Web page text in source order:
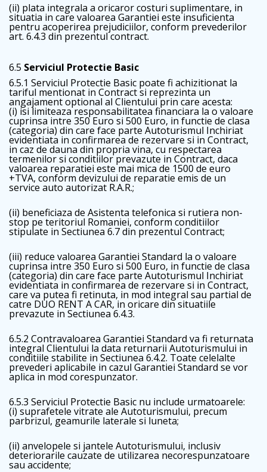
(ii) plata integrala a oricaror costuri suplimentare, in
situatia in care valoarea Garantiei este insuficienta
pentru acoperirea prejudiciilor, conform prevederilor
art. 6.4.3 din prezentul contract.
6.5 Serviciul Protectie Basic
6.5.1 Serviciul Protectie Basic poate fi achizitionat la
tariful mentionat in Contract si reprezinta un
angajament optional al Clientului prin care acesta:
(i) isi limiteaza responsabilitatea financiara la o valoare
cuprinsa intre 350 Euro si 500 Euro, in functie de clasa
(categoria) din care face parte Autoturismul Inchiriat
evidentiata in confirmarea de rezervare si in Contract,
in caz de dauna din propria vina, cu respectarea
termenilor si conditiilor prevazute in Contract, daca
valoarea reparatiei este mai mica de 1500 de euro
+TVA, conform devizului de reparatie emis de un
service auto autorizat R.A.R.;
(ii) beneficiaza de Asistenta telefonica si rutiera non-
stop pe teritoriul Romaniei, conform conditiilor
stipulate in Sectiunea 6.7 din prezentul Contract;
(iii) reduce valoarea Garantiei Standard la o valoare
cuprinsa intre 350 Euro si 500 Euro, in functie de clasa
(categoria) din care face parte Autoturismul Inchiriat
evidentiata in confirmarea de rezervare si in Contract,
care va putea fi retinuta, in mod integral sau partial de
catre DUO RENT A CAR, in oricare din situatiile
prevazute in Sectiunea 6.4.3.
6.5.2 Contravaloarea Garantiei Standard va fi returnata
integral Clientului la data returnarii Autoturismului in
conditiile stabilite in Sectiunea 6.4.2. Toate celelalte
prevederi aplicabile in cazul Garantiei Standard se vor
aplica in mod corespunzator.
6.5.3 Serviciul Protectie Basic nu include urmatoarele:
(i) suprafetele vitrate ale Autoturismului, precum
parbrizul, geamurile laterale si luneta;
(ii) anvelopele si jantele Autoturismului, inclusiv
deteriorarile cauzate de utilizarea necorespunzatoare
sau accidente;